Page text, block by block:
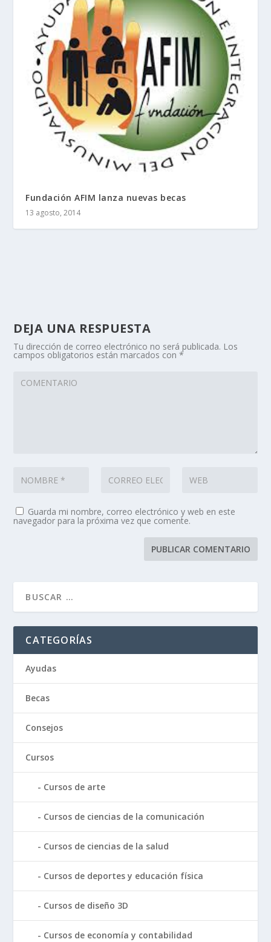
Fundación AFIM lanza nuevas becas
13 agosto, 2014
DEJA UNA RESPUESTA
Tu dirección de correo electrónico no será publicada. Los
campos obligatorios están marcados con*
Guarda mi nombre, correo electrónico y web en este
navegador para la próxima vez que comente.
CATEGORÍAS
Ayudas
Becas
Consejos
Cursos
Cursos de arte
Cursos de ciencias de la comunicación
Cursos de ciencias de la salud
Cursos de deportes y educación física
Cursos de diseño 3D
Cursos de economía y contabilidad